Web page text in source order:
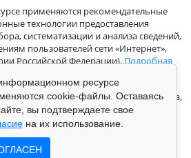
применяются рекомендательные
технологии предоставления
систематизации и анализа сведений,
пользователей сети «Интернет»,
Российской Федерации).Подробная
Область, г.Кемерово, ул.Кузбасская 33а,
ресурсе
cookie-файлы. Оставаясь
вы подтверждаете свое
на их использование.